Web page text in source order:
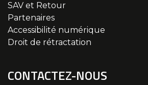
SAV et Retour
Partenaires
Accessibilité numérique
Droit de rétractation
CONTACTEZ-NOUS